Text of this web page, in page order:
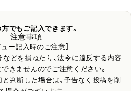
でもご記入できます。
注意事項
ュー記入時のご注意】
などを損ねたり、法令に違反する内容
きませんのでご注意ください。
判断した場合は、予告なく投稿を削